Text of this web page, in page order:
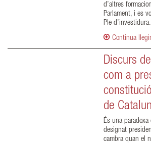
d’altres
Parlament, i es
Ple d’investidura.
Continua
Discurs
com a
de
És una paradoxa
designat
cambra quan el